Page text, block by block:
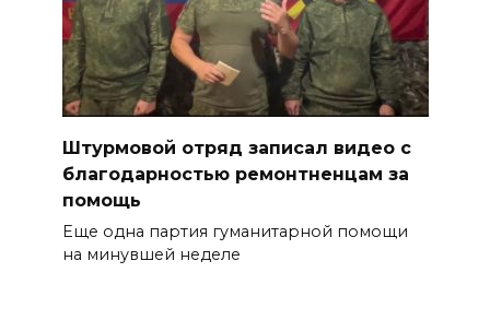
Штурмовой отряд записал видео с
благодарностью ремонтненцам за
помощь
Еще одна партия гуманитарной помощи
на минувшей неделе